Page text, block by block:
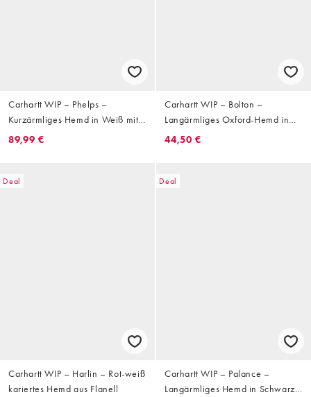
Carhartt WIP – Phelps –
Kurzärmliges Hemd in Weiß mit
Streifen
89,99 €
Carhartt WIP – Bolton –
Langärmliges Oxford-Hemd in
Steinbeige
44,50 €
Deal
Carhartt WIP – Harlin – Rot-weiß
kariertes Hemd aus Flanell
Deal
Carhartt WIP – Palance –
Langärmliges Hemd in Schwarz